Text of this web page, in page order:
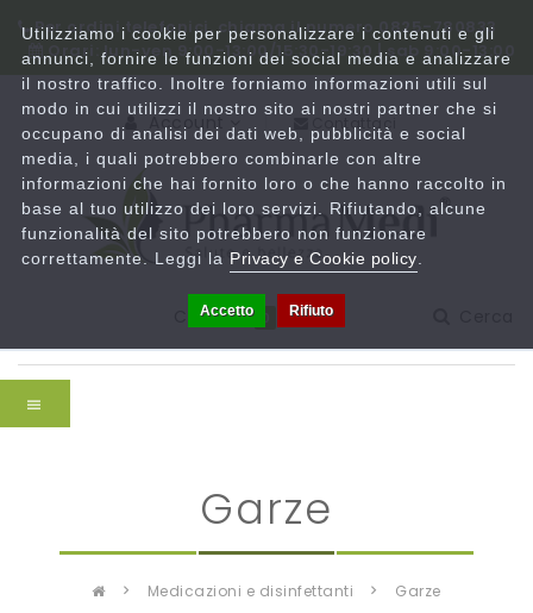
Per ordini telefonici, chiama il numero 0825-780833
Orari: lun-ven 9:00-13:00/15:30-19:30 | sab 9:00-13:00
Account Contattaci
Carrello
garze
medicazioni e disinfettanti garze
Utilizziamo i cookie per personalizzare i contenuti e gli
annunci, fornire le funzioni dei social media e analizzare
il nostro traffico. Inoltre forniamo informazioni utili sul
modo in cui utilizzi il nostro sito ai nostri partner che si
occupano di analisi dei dati web, pubblicità e social
media, i quali potrebbero combinarle con altre
informazioni che hai fornito loro o che hanno raccolto in
base al tuo utilizzo dei loro servizi. Rifiutando, alcune
funzionalità del sito potrebbero non funzionare
correttamente. Leggi la Privacy e Cookie policy
Accetto Rifiuto